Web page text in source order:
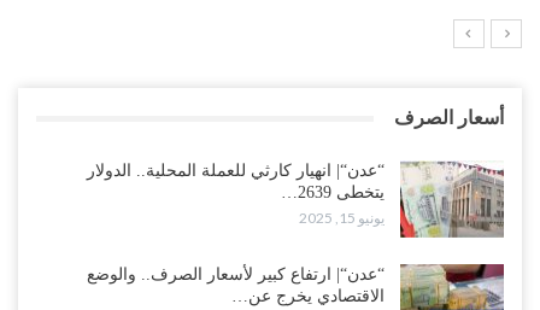
أسعار الصرف
“عدن“| انهيار كارثي للعملة المحلية.. الدولار
يتخطى 2639…
يونيو 15, 2025
“عدن“| ارتفاع كبير لأسعار الصرف.. والوضع
الاقتصادي يخرج عن…